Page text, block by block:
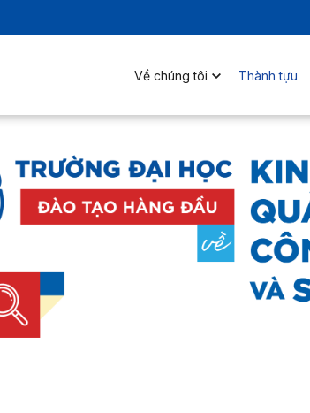
Về chúng tôi Thành tựu